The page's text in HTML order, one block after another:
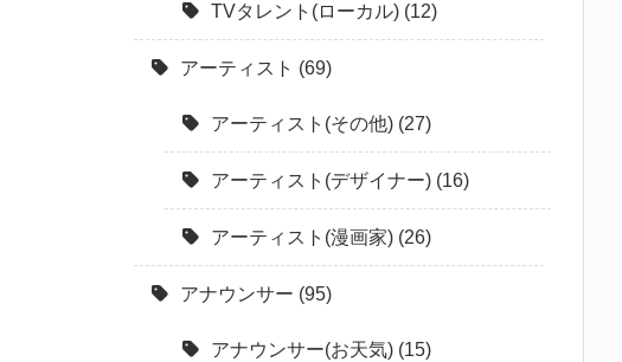
TVタレント(ローカル) (12)
アーティスト (69)
アーティスト(その他) (27)
アーティスト(デザイナー) (16)
アーティスト(漫画家) (26)
アナウンサー (95)
アナウンサー(お天気) (15)